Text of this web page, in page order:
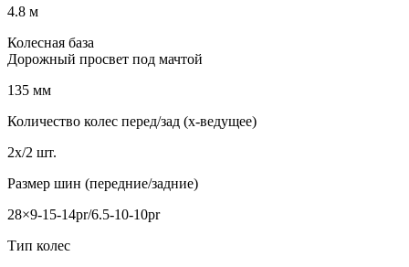
4.8 м
Колесная база
Дорожный просвет под мачтой
135 мм
Количество колес перед/зад (x-ведущее)
2x/2 шт.
Размер шин (передние/задние)
28×9-15-14pr/6.5-10-10pr
Тип колес